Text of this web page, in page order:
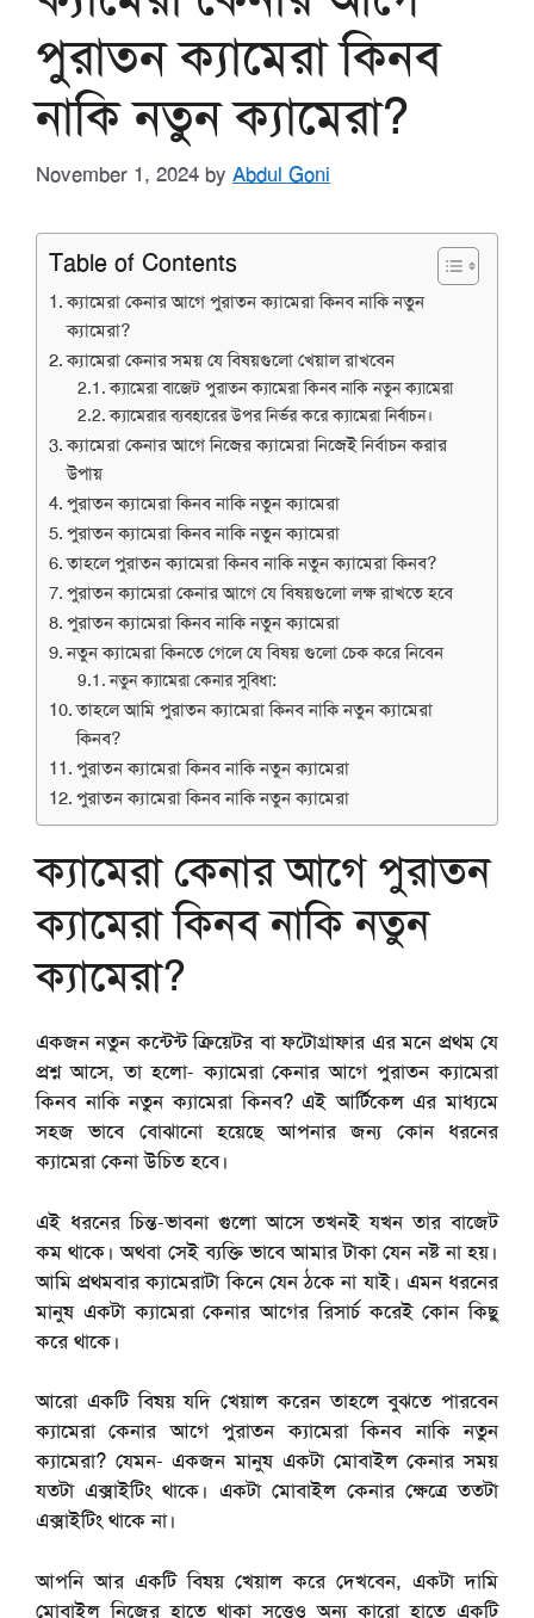
পুরাতন ক্যামেরা কিনব
নাকি নতুন ক্যামেরা?
November 1, 2024 by Abdul Goni
Table of Contents
ক্যামেরা কেনার আগে পুরাতন ক্যামেরা কিনব নাকি নতুন
ক্যামেরা?
ক্যামেরা কেনার সময় যে বিষয়গুলো খেয়াল রাখবেন
ক্যামেরা বাজেট পুরাতন ক্যামেরা কিনব নাকি নতুন ক্যামেরা
ক্যামেরার ব্যবহারের উপর নির্ভর করে ক্যামেরা নির্বাচন।
ক্যামেরা কেনার আগে নিজের ক্যামেরা নিজেই নির্বাচন করার
উপায়
পুরাতন ক্যামেরা কিনব নাকি নতুন ক্যামেরা
পুরাতন ক্যামেরা কিনব নাকি নতুন ক্যামেরা
তাহলে পুরাতন ক্যামেরা কিনব নাকি নতুন ক্যামেরা কিনব?
পুরাতন ক্যামেরা কেনার আগে যে বিষয়গুলো লক্ষ রাখতে হবে
পুরাতন ক্যামেরা কিনব নাকি নতুন ক্যামেরা
নতুন ক্যামেরা কিনতে গেলে যে বিষয় গুলো চেক করে নিবেন
নতুন ক্যামেরা কেনার সুবিধা:
তাহলে আমি পুরাতন ক্যামেরা কিনব নাকি নতুন ক্যামেরা
কিনব?
পুরাতন ক্যামেরা কিনব নাকি নতুন ক্যামেরা
পুরাতন ক্যামেরা কিনব নাকি নতুন ক্যামেরা
ক্যামেরা কেনার আগে পুরাতন
ক্যামেরা কিনব নাকি নতুন
ক্যামেরা?
একজন নতুন কন্টেন্ট ক্রিয়েটর বা ফটোগ্রাফার এর মনে প্রথম যে
প্রশ্ন আসে, তা হলো- ক্যামেরা কেনার আগে পুরাতন ক্যামেরা
কিনব নাকি নতুন ক্যামেরা কিনব? এই আর্টিকেল এর মাধ্যমে
সহজ ভাবে বোঝানো হয়েছে আপনার জন্য কোন ধরনের
ক্যামেরা কেনা উচিত হবে।
এই ধরনের চিন্ত-ভাবনা গুলো আসে তখনই যখন তার বাজেট
কম থাকে। অথবা সেই ব্যক্তি ভাবে আমার টাকা যেন নষ্ট না হয়।
আমি প্রথমবার ক্যামেরাটা কিনে যেন ঠকে না যাই। এমন ধরনের
মানুষ একটা ক্যামেরা কেনার আগের রিসার্চ করেই কোন কিছু
করে থাকে।
আরো একটি বিষয় যদি খেয়াল করেন তাহলে বুঝতে পারবেন
ক্যামেরা কেনার আগে পুরাতন ক্যামেরা কিনব নাকি নতুন
ক্যামেরা? যেমন- একজন মানুষ একটা মোবাইল কেনার সময়
যতটা এক্সাইটিং থাকে। একটা মোবাইল কেনার ক্ষেত্রে ততটা
এক্সাইটিং থাকে না।
আপনি আর একটি বিষয় খেয়াল করে দেখবেন, একটা দামি
মোবাইল নিজের হাতে থাকা সত্ত্বেও অন্য কারো হাতে একটি